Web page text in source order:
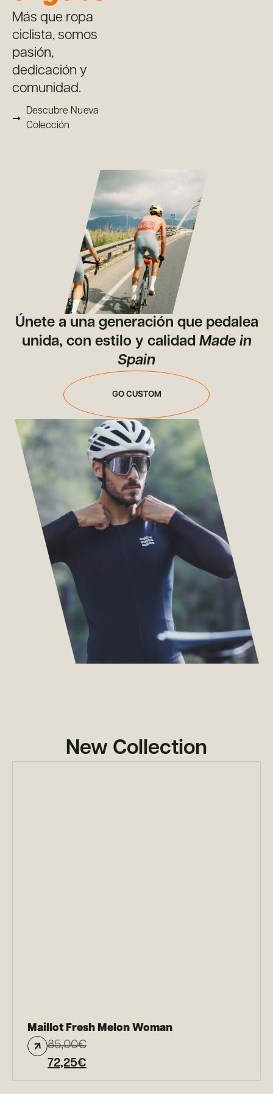
Más que ropa
ciclista, somos
pasión,
dedicación y
comunidad.
Descubre Nueva
Colección
Únete a una generación que pedalea
unida, con estilo y calidad Made in
Spain
GO CUSTOM
New Collection
Maillot Fresh Melon Woman
85,00€
72,25€